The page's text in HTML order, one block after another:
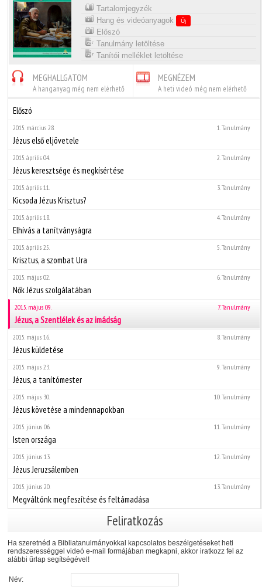
Tartalomjegyzék
Hang és videóanyagok
Új
Előszó
Tanulmány letöltése
Tanítói melléklet letöltése
MEGHALLGATOM
A hanganyag még nem elérhető
MEGNÉZEM
A heti videó még nem elérhető
Előszó
1. Tanulmány
2015. március 28.
Jézus első eljövetele
2. Tanulmány
2015. április 04.
Jézus keresztsége és megkísértése
3. Tanulmány
2015. április 11.
Kicsoda Jézus Krisztus?
4. Tanulmány
2015. április 18.
Elhívás a tanítványságra
5. Tanulmány
2015. április 25.
Krisztus, a szombat Ura
6. Tanulmány
2015. május 02.
Nők Jézus szolgálatában
7. Tanulmány
2015. május 09.
Jézus, a Szentlélek és az imádság
8. Tanulmány
2015. május 16.
Jézus küldetése
9. Tanulmány
2015. május 23.
Jézus, a tanítómester
10. Tanulmány
2015. május 30.
Jézus követése a mindennapokban
11. Tanulmány
2015. június 06.
Isten országa
12. Tanulmány
2015. június 13.
Jézus Jeruzsálemben
13. Tanulmány
2015. június 20.
Megváltónk megfeszítése és feltámadása
Feliratkozás
Ha szeretnéd a Bibliatanulmányokkal kapcsolatos beszélgetéseket heti
rendszerességgel videó e-mail formájában megkapni, akkor iratkozz fel az
alábbi űrlap segítségével!
Név: